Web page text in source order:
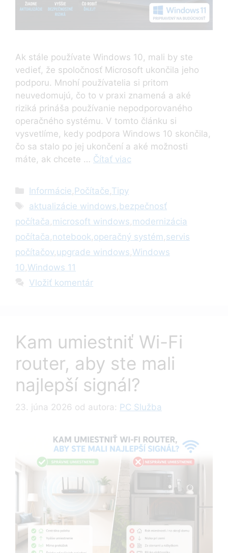
Ak stále používate Windows 10, mali by ste
vedieť, že spoločnosť Microsoft ukončila jeho
podporu. Mnohí používatelia si pritom
neuvedomujú, čo to v praxi znamená a aké
riziká prináša používanie nepodporovaného
operačného systému. V tomto článku si
vysvetlíme, kedy podpora Windows 10 skončila,
čo sa stalo po jej ukončení a aké možnosti
máte, ak chcete … Čítať viac
Kategórie
Informácie Počítače Tipy
Značky
aktualizácie windows bezpečnosť
počítača microsoft windows modernizácia
počítača notebook operačný systém servis
počítačov, upgrade windows Windows
10 Windows 11
Vložiť komentár
Kam umiestniť Wi-Fi
router, aby ste mali
najlepší signál?
23. júna 2026 od autora: PC Služba